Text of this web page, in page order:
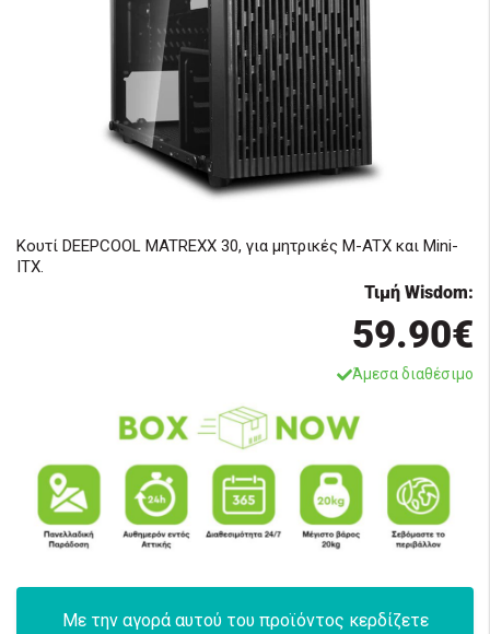
Κουτί DEEPCOOL MATREXX 30, για μητρικές M-ATX και Mini-
ITX.
Τιμή Wisdom:
59.90€
Άμεσα διαθέσιμο
Με την αγορά αυτού του προϊόντος κερδίζετε